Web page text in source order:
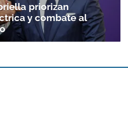
a nuestro boletín.
ACEPTAR
priorizan
y combate al